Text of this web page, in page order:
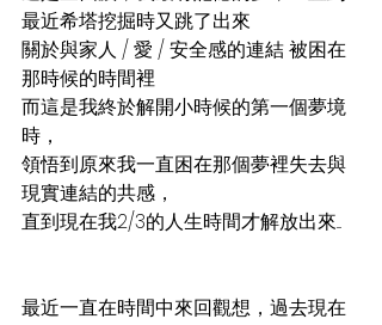
最近希塔挖掘時又跳了出來
關於與家人 / 愛 / 安全感的連結 被困在
那時候的時間裡
而這是我終於解開小時候的第一個夢境
時，
領悟到原來我一直困在那個夢裡失去與
現實連結的共感，
直到現在我2/3的人生時間才解放出來....
最近一直在時間中來回觀想，過去現在